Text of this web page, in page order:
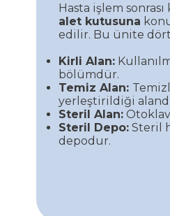
Hasta işlem
alet kutusuna
edilir. Bu ünite
Kirli Alan:
bölümdür.
Temiz Alan:
yerleştirildiği
Steril Alan:
Steril Depo: Steril
depodur.